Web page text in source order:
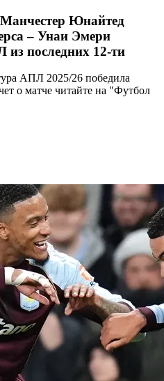
Юнайтед
– Унаи Эмери
последних 12-ти
АПЛ 2025/26 победила
о матче читайте на "Футбол